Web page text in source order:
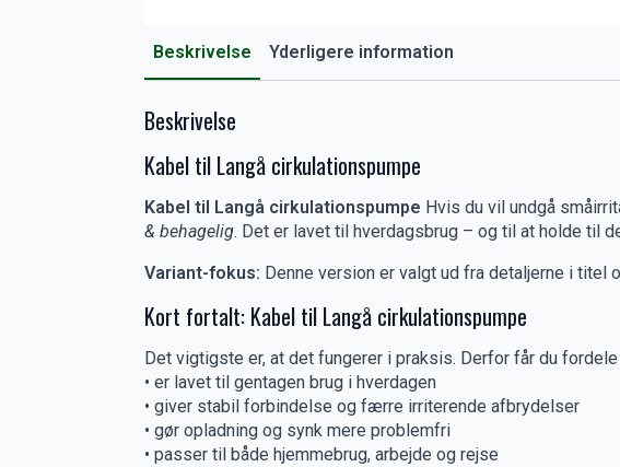
Beskrivelse Yderligere information
Beskrivelse
Kabel til Langå cirkulationspumpe
Kabel til Langå cirkulationspumpe Hvis du vil undgå
& behagelig. Det er lavet til hverdagsbrug – og til at holde til
Variant-fokus: Denne version er valgt ud fra detaljerne i titel
Kort fortalt: Kabel til Langå cirkulationspumpe
Det vigtigste er, at det fungerer i praksis. Derfor får du
• er lavet til gentagen brug i hverdagen
• giver stabil forbindelse og færre irriterende afbrydelser
• gør opladning og synk mere problemfri
• passer til både hjemmebrug, arbejde og rejse